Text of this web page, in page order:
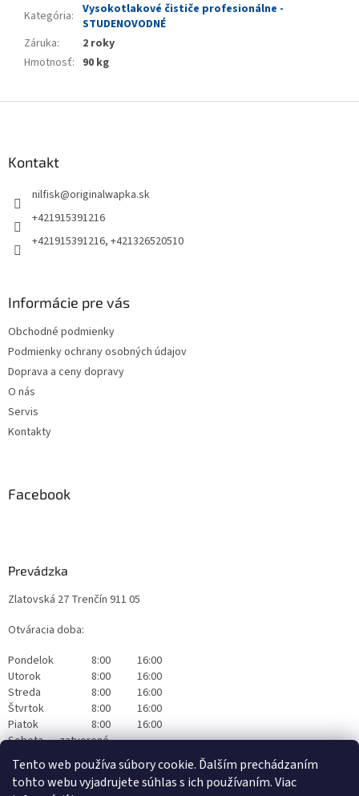
Tento web používa súbory cookie. Ďalším prechádzaním
tohto webu vyjadrujete súhlas s ich používaním. Viac
Kategória: Vysokotlakové čističe profesionálne -
STUDENOVODNÉ
Záruka:
2 roky
Hmotnosť: 90 kg
Kontakt
nilfisk@originalwapka.sk
+421915391216
+421915391216, +421326520510
Informácie pre vás
Obchodné podmienky
Podmienky ochrany osobných údajov
Doprava a ceny dopravy
O nás
Servis
Kontakty
Facebook
Prevádzka
Zlatovská 27 Trenčín 911 05
Otváracia doba:
Pondelok
8:00
16:00
Utorok
8:00
16:00
Streda
8:00
16:00
Štvrtok
8:00
16:00
Piatok
8:00
16:00
Sobota
zatvorené
Nedeľa
zatvorené